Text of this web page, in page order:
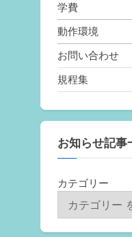
学費
動作環境
お問い合わせ
規程集
お知らせ記事
カテゴリー